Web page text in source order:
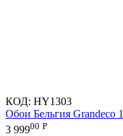
КОД: HY1303
Обои Бельгия Grandeco
3 99900 Р